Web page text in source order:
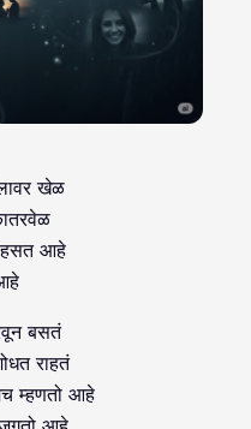
खेळ
हसत आहे
बसतं
राहतं
म्हणतो आहे